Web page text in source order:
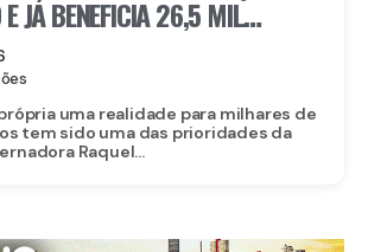
JÁ BENEFICIA 26,5 MIL
O MORAR BEM – ENTRADA
uma realidade para milhares de
tem sido uma das prioridades da
Raquel...